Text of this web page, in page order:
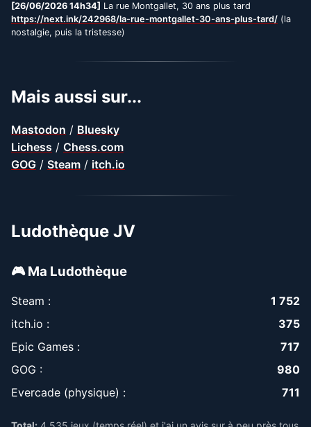
[26/06/2026 14h34] La rue Montgallet, 30 ans plus tard
https://next.ink/242968/la-rue-montgallet-30-ans-plus-tard/ (la
nostalgie, puis la tristesse)
Mais aussi sur...
Mastodon / Bluesky
Lichess / Chess.com
GOG / Steam / itch.io
Ludothèque JV
🎮 Ma Ludothèque
Steam :
1 752
itch.io :
375
Epic Games :
717
GOG :
980
Evercade (physique) :
711